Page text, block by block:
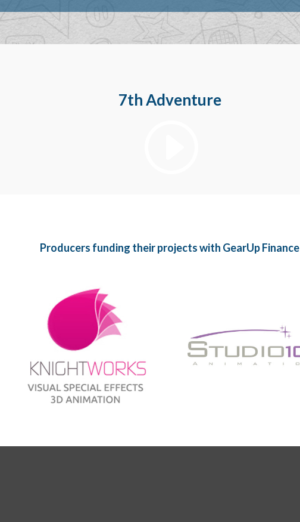
7th Adventure
Producers funding their projects with GearUp Finance